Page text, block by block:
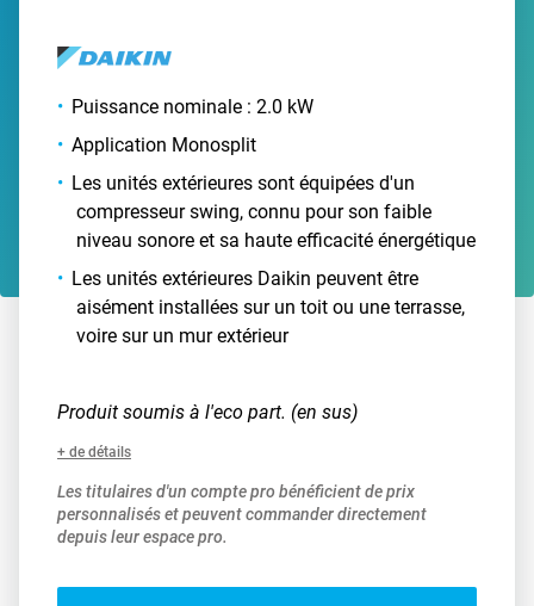
Puissance nominale : 2.0 kW
Application Monosplit
Les unités extérieures sont équipées d'un
compresseur swing, connu pour son faible
niveau sonore et sa haute efficacité énergétique
Les unités extérieures Daikin peuvent être
aisément installées sur un toit ou une terrasse,
voire sur un mur extérieur
Produit soumis à l'eco part. (en sus)
+ de détails
Les titulaires d'un compte pro bénéficient de prix
personnalisés et peuvent commander directement
depuis leur espace pro.